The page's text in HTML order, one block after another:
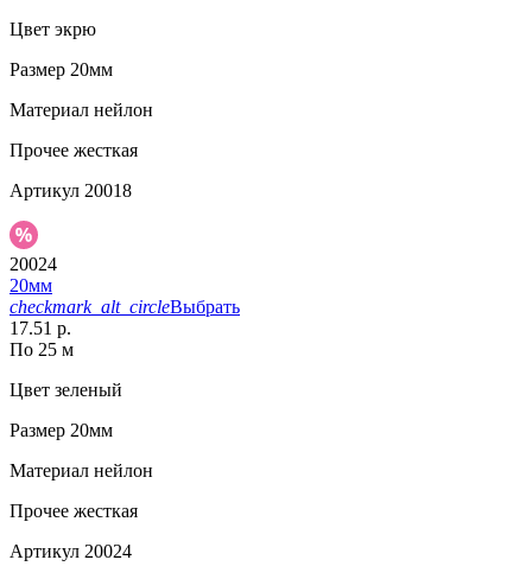
Цвет экрю
Размер 20мм
Материал нейлон
Прочее жесткая
Артикул 20018
20024
20мм
checkmark_alt_circleВыбрать
17.51 р.
По 25 м
Цвет зеленый
Размер 20мм
Материал нейлон
Прочее жесткая
Артикул 20024